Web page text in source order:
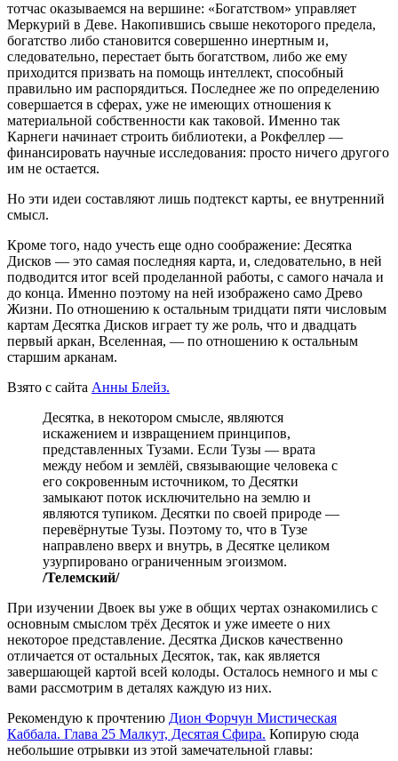
тотчас оказываемся на вершине: «Богатством» управляет
Меркурий в Деве. Накопившись свыше некоторого предела,
богатство либо становится совершенно инертным и,
следовательно, перестает быть богатством, либо же ему
приходится призвать на помощь интеллект, способный
правильно им распорядиться. Последнее же по определению
совершается в сферах, уже не имеющих отношения к
материальной собственности как таковой. Именно так
Карнеги начинает строить библиотеки, а Рокфеллер —
финансировать научные исследования: просто ничего другого
им не остается.
Но эти идеи составляют лишь подтекст карты, ее внутренний
смысл.
Кроме того, надо учесть еще одно соображение: Десятка
Дисков — это самая последняя карта, и, следовательно, в ней
подводится итог всей проделанной работы, с самого начала и
до конца. Именно поэтому на ней изображено само Древо
Жизни. По отношению к остальным тридцати пяти числовым
картам Десятка Дисков играет ту же роль, что и двадцать
первый аркан, Вселенная, — по отношению к остальным
старшим арканам.
Взято с сайта Анны Блейз.
Десятка, в некотором смысле, являются
искажением и извращением принципов,
представленных Тузами. Если Тузы — врата
между небом и землёй, связывающие человека с
его сокровенным источником, то Десятки
замыкают поток исключительно на землю и
являются тупиком. Десятки по своей природе —
перевёрнутые Тузы. Поэтому то, что в Тузе
направлено вверх и внутрь, в Десятке целиком
узурпировано ограниченным эгоизмом.
/Телемский/
При изучении Двоек вы уже в общих чертах ознакомились с
основным смыслом трёх Десяток и уже имеете о них
некоторое представление. Десятка Дисков качественно
отличается от остальных Десяток, так, как является
завершающей картой всей колоды. Осталось немного и мы с
вами рассмотрим в деталях каждую из них.
Рекомендую к прочтению Дион Форчун Мистическая
Каббала. Глава 25 Малкут, Десятая Сфира. Копирую сюда
небольшие отрывки из этой замечательной главы: